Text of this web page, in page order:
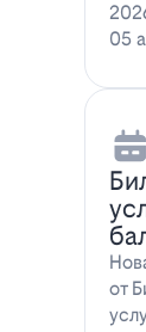
05
от